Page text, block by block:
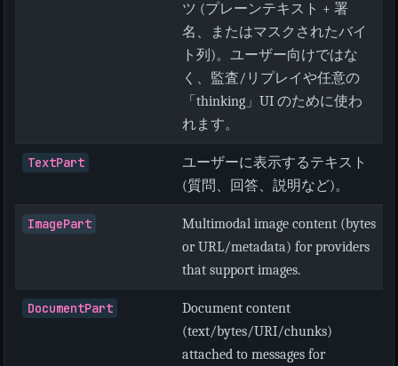
ツ (プレーンテキスト + 署
名、またはマスクされたバイ
ト列)。ユーザー向けではな
く、監査/リプレイや任意の
「thinking」UI のために使わ
れます。
TextPart
ユーザーに表示するテキスト
(質問、回答、説明など)。
ImagePart
Multimodal image content (bytes
or URL/metadata) for providers
that support images.
DocumentPart
Document content
(text/bytes/URI/chunks)
attached to messages for